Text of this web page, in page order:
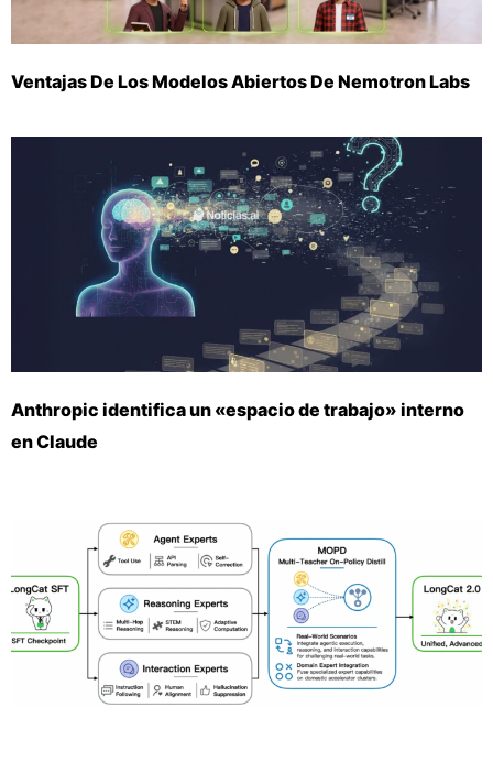
Ventajas De Los Modelos Abiertos De Nemotron Labs
Anthropic identifica un «espacio de trabajo» interno
en Claude